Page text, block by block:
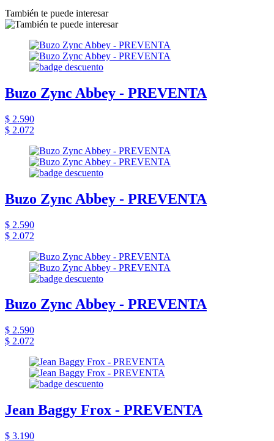
También te puede interesar
Buzo Zync Abbey - PREVENTA
$ 2.590
$ 2.072
Buzo Zync Abbey - PREVENTA
$ 2.590
$ 2.072
Buzo Zync Abbey - PREVENTA
$ 2.590
$ 2.072
Jean Baggy Frox - PREVENTA
$ 3.190